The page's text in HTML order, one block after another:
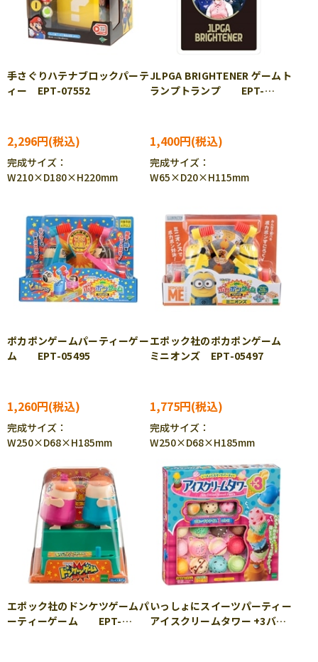
手さぐりハテナブロックパーテ
ィー EPT-07552
2,296円
完成サイズ：
W210×D180×H220mm
JLPGA BRIGHTENER ゲームト
ランプトランプ EPT-
1,400円
完成サイズ：
W65×D20×H115mm
ポカポンゲームパーティーゲー
ム EPT-05495
1,260円
完成サイズ：
W250×D68×H185mm
エポック社のポカポンゲーム
ミニオンズ EPT-05497
1,775円
完成サイズ：
W250×D68×H185mm
エポック社のドンケツゲームパ
ーティーゲーム EPT-
いっしょにスイーツパーティー
アイスクリームタワー +3バラ